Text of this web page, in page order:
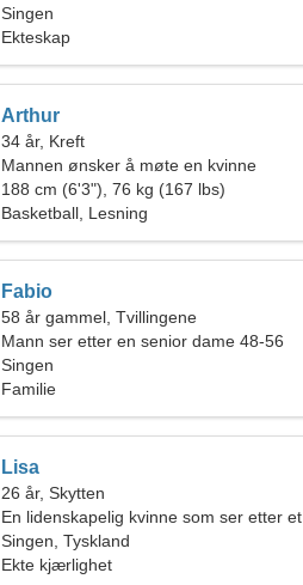
Singen
Ekteskap
Arthur
34 år, Kreft
Mannen ønsker å møte en kvinne
188 cm (6'3"), 76 kg (167 lbs)
Basketball, Lesning
Fabio
58 år gammel, Tvillingene
Mann ser etter en senior dame 48-56
Singen
Familie
Lisa
26 år, Skytten
En lidenskapelig kvinne som ser etter et
seriøst forhold
Singen, Tyskland
Ekte kjærlighet